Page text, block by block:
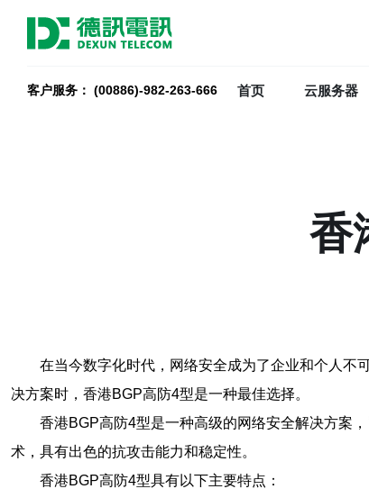
客户服务： (00886)-982-263-666 首页 云服务器
香
在当今数字化时代，网络安全成为了企业和个人不
决方案时，香港BGP高防4型是一种最佳选择。
香港BGP高防4型是一种高级的网络安全解决方案
术，具有出色的抗攻击能力和稳定性。
香港BGP高防4型具有以下主要特点：